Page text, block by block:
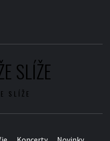
SLÍŽE
SLÍŽE